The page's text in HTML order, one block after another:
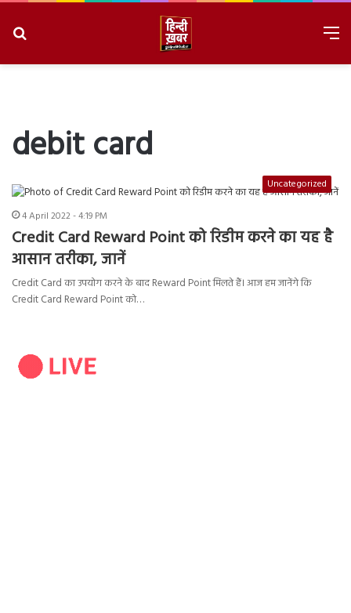
debit card
Uncategorized
4 April 2022 - 4:19 PM
Credit Card Reward Point को रिडीम करने का यह है
आसान तरीका, जानें
Credit Card का उपयोग करने के बाद Reward Point मिलते हैं। आज हम जानेंगे कि
Credit Card Reward Point को…